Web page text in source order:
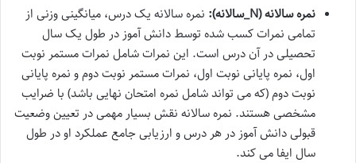
نمره سالانه (N_سالانه):
نمره سالانه یک درس، میانگینی وزنی از
تمامی نمرات کسب شده توسط دانش آموز در طول یک سال
تحصیلی در آن درس است. این نمرات شامل نمرات مستمر نوبت
اول، نمره پایانی نوبت اول، نمرات مستمر نوبت دوم و نمره پایانی
نوبت دوم (که می تواند شامل نمره امتحان نهایی باشد) با ضرایب
مشخصی هستند. نمره سالانه نقش بسیار مهمی در تعیین وضعیت
قبولی دانش آموز در هر درس و ارزیابی جامع عملکرد او در طول
سال ایفا می کند.